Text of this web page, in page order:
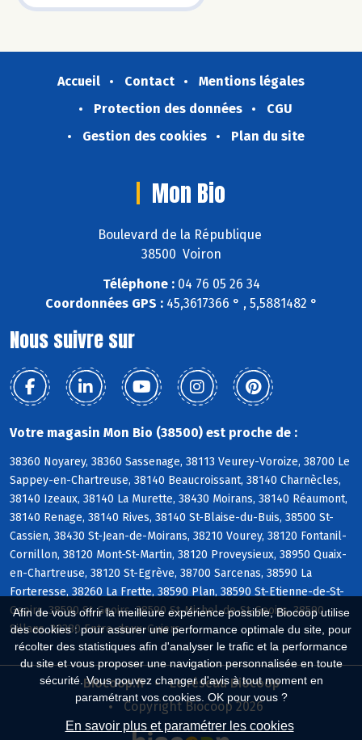
Afin de vous offrir la meilleure expérience possible, Biocoop utilise
des cookies : pour assurer une performance optimale du site, pour
récolter des statistiques afin d'analyser le trafic et la performance
du site et vous proposer une navigation personnalisée en toute
sécurité. Vous pouvez changer d'avis à tout moment en
paramétrant vos cookies. OK pour vous ?
En savoir plus et paramétrer les cookies
Accueil Contact
Mentions légales
Protection des données
CGU
Gestion des cookies
Plan du site
Mon Bio
Boulevard de la République
38500 Voiron
Téléphone :04 76 05 26 34
Coordonnées GPS :45,3617366 ° , 5,5881482 °
Nous suivre sur
Votre magasin Mon Bio (38500) est proche de :
38360 Noyarey, 38360 Sassenage, 38113 Veurey-Voroize, 38700 Le
Sappey-en-Chartreuse, 38140 Beaucroissant, 38140 Charnècles,
38140 Izeaux, 38140 La Murette, 38430 Moirans, 38140 Réaumont,
38140 Renage, 38140 Rives, 38140 St-Blaise-du-Buis, 38500 St-
Cassien, 38430 St-Jean-de-Moirans, 38210 Vourey, 38120 Fontanil-
Cornillon, 38120 Mont-St-Martin, 38120 Proveysieux, 38950 Quaix-
en-Chartreuse, 38120 St-Egrève, 38700 Sarcenas, 38590 La
Forteresse, 38260 La Frette, 38590 Plan, 38590 St-Etienne-de-St-
Geoirs, 38590 St-Geoirs, 38590 St-Michel-de-St-Geoirs, 38590
Sillans, 38380 Entre-deux-Guiers
Biocoop.fr
Le réseau Biocoop
Copyright Biocoop 2026